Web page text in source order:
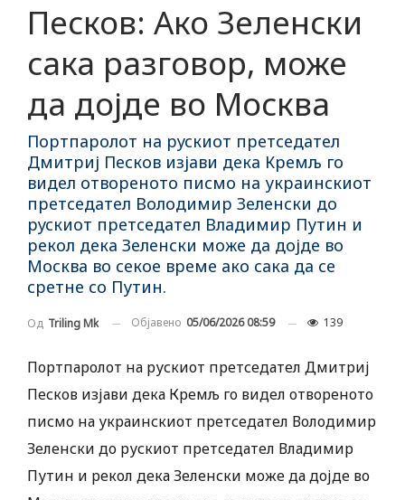
Песков: Ако Зеленски
сака разговор, може
да дојде во Москва
Портпаролот на рускиот претседател
Дмитриј Песков изјави дека Кремљ го
видел отвореното писмо на украинскиот
претседател Володимир Зеленски до
рускиот претседател Владимир Путин и
рекол дека Зеленски може да дојде во
Москва во секое време ако сака да се
сретне со Путин.
Од Triling Mk Објавено 05/06/2026 08:59 139
Портпаролот на рускиот претседател Дмитриј
Песков изјави дека Кремљ го видел отвореното
писмо на украинскиот претседател Володимир
Зеленски до рускиот претседател Владимир
Путин и рекол дека Зеленски може да дојде во